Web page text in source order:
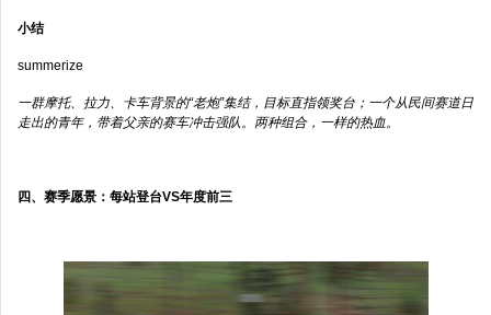
小结
summerize
一群摩托、拉力、卡车背景的“老炮”集结，目标直指领奖台；一个从民间赛道日
走出的青年，带着父亲的赛车冲击强队。两种组合，一样的热血。
四、赛季愿景：每站登台VS年度前三